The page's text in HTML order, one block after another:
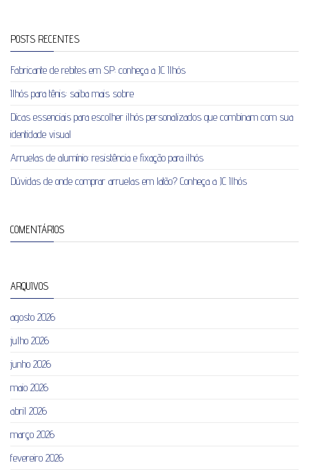
POSTS RECENTES
Fabricante de rebites em SP: conheça a JC Ilhós
Ilhós para tênis: saiba mais sobre
Dicas essenciais para escolher ilhós personalizados que combinam com sua
identidade visual
Arruelas de alumínio: resistência e fixação para ilhós
Dúvidas de onde comprar arruelas em latão? Conheça a JC Ilhós
COMENTÁRIOS
ARQUIVOS
agosto 2026
julho 2026
junho 2026
maio 2026
abril 2026
março 2026
fevereiro 2026